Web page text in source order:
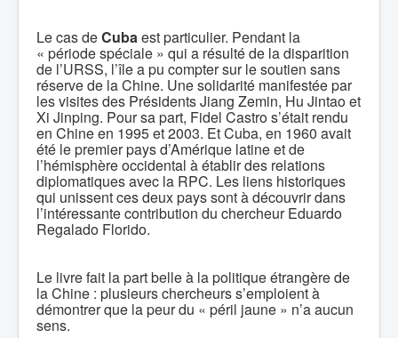
Le cas deCubaest particulier. Pendant la
« période spéciale » qui a résulté de la disparition
de l’URSS, l’île a pu compter sur le soutien sans
réserve de la Chine. Une solidarité manifestée par
les visites des Présidents Jiang Zemin, Hu Jintao et
Xi Jinping. Pour sa part, Fidel Castro s’était rendu
en Chine en 1995 et 2003. Et Cuba, en 1960 avait
été le premier pays d’Amérique latine et de
l’hémisphère occidental à établir des relations
diplomatiques avec la RPC. Les liens historiques
qui unissent ces deux pays sont à découvrir dans
l’intéressante contribution du chercheur Eduardo
Regalado Florido.
Le livre fait la part belle à la politique étrangère de
la Chine : plusieurs chercheurs s’emploient à
démontrer que la peur du « péril jaune » n’a aucun
sens.